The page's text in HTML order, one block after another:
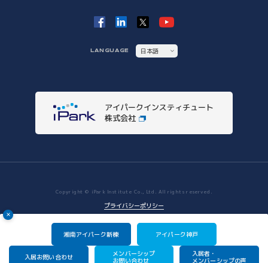
ヘルスケアMaas研究
他拠点との連携
LANGUAGE
日本語
アイパークインスティチュート
株式会社
Copyright © iPark Institute Co., Ltd. All rights reserved.
プライバシーポリシー
湘南アイパーク新棟 アイパーク神戸
入居お問い合わせ
メンバーシップ
お問い合わせ
入居者・
メンバーシップの声